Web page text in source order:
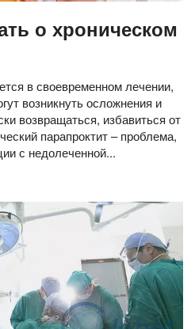
о хроническом
в своевременном лечении,
возникнуть осложнения и
возвращаться, избавиться от
парапроктит – проблема,
с недолеченной...